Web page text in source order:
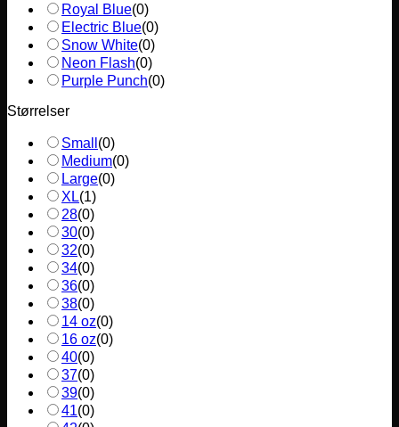
Royal Blue(0)
Electric Blue(0)
Snow White(0)
Neon Flash(0)
Purple Punch(0)
Størrelser
Small (0)
Medium(0)
Large(0)
XL(1)
28(0)
30(0)
32(0)
34(0)
36(0)
38(0)
14 oz(0)
16 oz(0)
40(0)
37(0)
39(0)
41(0)